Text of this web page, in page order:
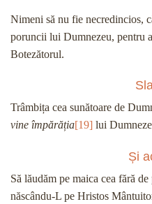
Nimeni să nu fie necredincios,
poruncii lui Dumnezeu, pentru
Botezătorul.
Trâmbița cea sunătoare de
vine împărăția[19] lui
Și
Să lăudăm pe maica cea fără
născându-L pe Hristos